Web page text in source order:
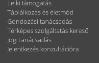
Lelki támogatás
Táplálkozás és életmód
Gondozási tanácsadás
Térképes szolgáltatás kereső
Jogi tanácsadás
Jelentkezés konzultációra